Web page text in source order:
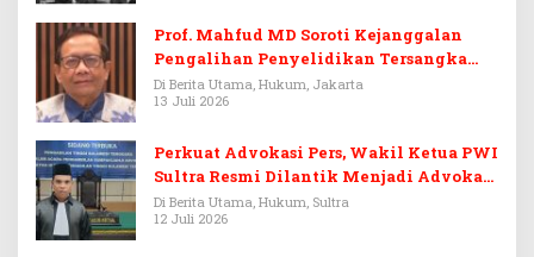
Prof. Mahfud MD Soroti Kejanggalan
Pengalihan Penyelidikan Tersangka
Febrie Adriansyah
Di Berita Utama, Hukum, Jakarta
13 Juli 2026
Perkuat Advokasi Pers, Wakil Ketua PWI
Sultra Resmi Dilantik Menjadi Advokat
PERADI
Di Berita Utama, Hukum, Sultra
12 Juli 2026